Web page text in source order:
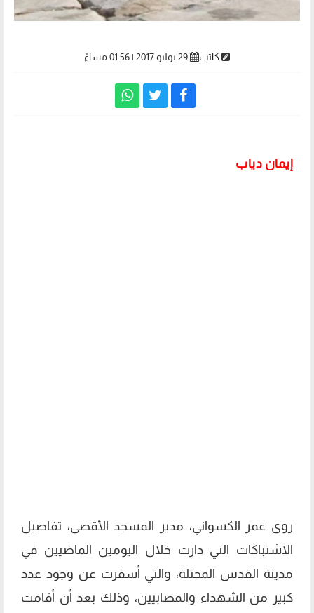
كاتب
إيمان دياب
روى عمر الكسواني، مدير المسجد الأقصى، تفاصيل
الاشتباكات التي دارت خلال اليومين الماضيين في
مدينة القدس المحتلة، والتي أسفرت عن وجود عدد
كبير من الشهداء والمصابيين، وذلك بعد أن أقامت